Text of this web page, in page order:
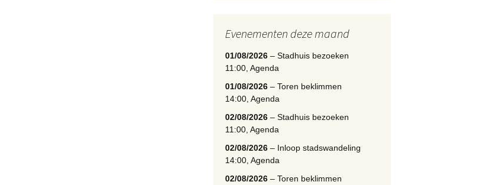
Evenementen deze maand
01/08/2026 – Stadhuis bezoeken
11:00, Agenda
01/08/2026 – Toren beklimmen
14:00, Agenda
02/08/2026 – Stadhuis bezoeken
11:00, Agenda
02/08/2026 – Inloop stadswandeling
14:00, Agenda
02/08/2026 – Toren beklimmen